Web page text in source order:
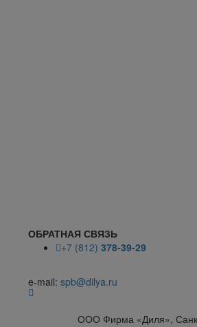
ОБРАТНАЯ СВЯЗЬ
+7 (812) 378-39-29
e-mail: spb@dilya.ru
ООО Фирма «Диля»,